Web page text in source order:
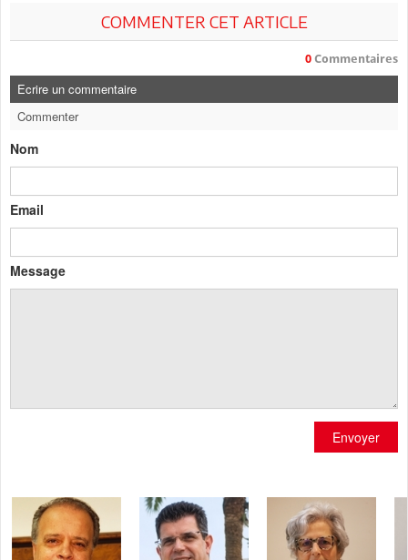
COMMENTER CET ARTICLE
0 Commentaires
Ecrire un commentaire
Commenter
Nom
Email
Message
Envoyer